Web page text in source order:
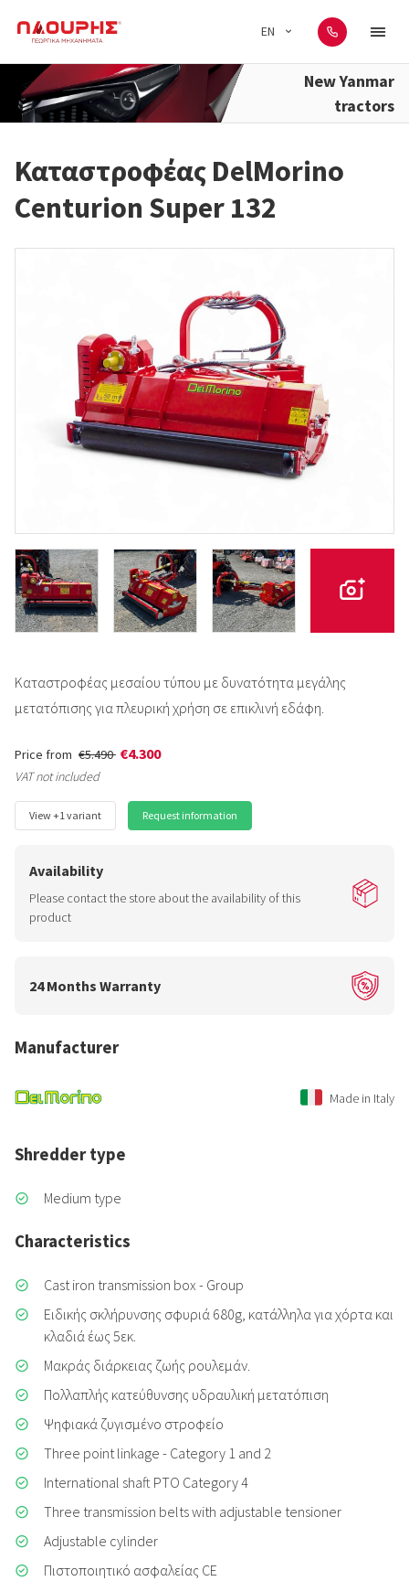
EN
New Yanmar
tractors
Καταστροφέας DelMorino
Centurion Super 132
Καταστροφέας μεσαίου τύπου με δυνατότητα μεγάλης
μετατόπισης για πλευρική χρήση σε επικλινή εδάφη.
Price from €5.490 €4.300
VAT not included
View +1 variant Request information
Availability
Please contact the store about the availability of this
product
24 Months Warranty
Manufacturer
Made in Italy
Shredder type
Medium type
Characteristics
Cast iron transmission box - Group
Ειδικής σκλήρυνσης σφυριά 680g, κατάλληλα για χόρτα και
κλαδιά έως 5εκ.
Μακράς διάρκειας ζωής ρουλεμάν.
Πολλαπλής κατεύθυνσης υδραυλική μετατόπιση
Ψηφιακά ζυγισμένο στροφείο
Three point linkage - Category 1 and 2
International shaft PTO Category 4
Three transmission belts with adjustable tensioner
Adjustable cylinder
Πιστοποιητικό ασφαλείας CE